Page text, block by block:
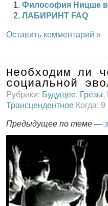
Философия Ницше в
ЛАБИРИНТ FAQ
Оставить комментарий »
Необходим ли
социальной
Рубрики: Будущее, Грёзы,
Трансцендентное Когда:
Предыдущее по теме —